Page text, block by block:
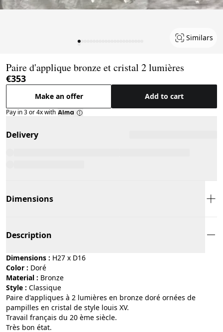
Similars
Paire d'applique bronze et cristal 2 lumières
€353
Make an offer Add to cart
Pay in 3 or 4x with
Delivery
Dimensions
Description
Dimensions : H27 x D16
Color :
doré
Material :
bronze
Style :
classique
Paire d'appliques à 2 lumières en bronze doré ornées de
pampilles en cristal de style louis XV.
Travail français du 20 ème siècle.
Très bon état.